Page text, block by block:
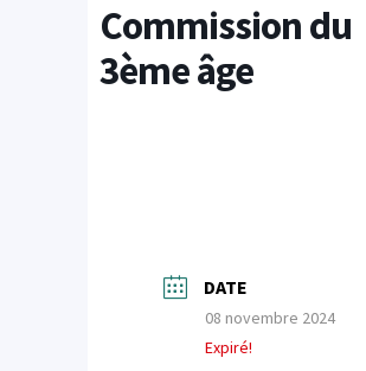
Commission du
3ème âge
DATE
08 novembre 2024
Expiré!